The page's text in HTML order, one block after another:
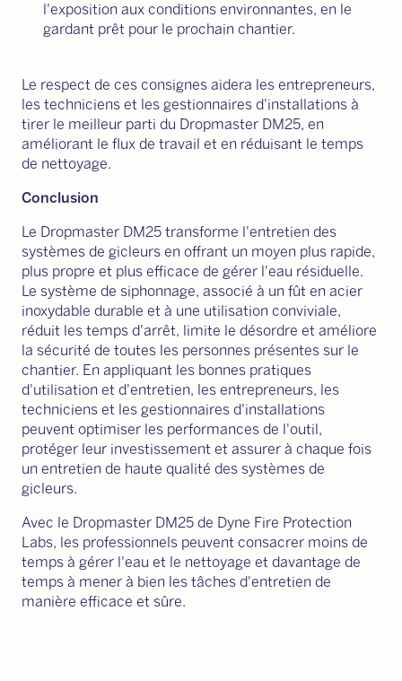
l'exposition aux conditions environnantes, en le
gardant prêt pour le prochain chantier.
Le respect de ces consignes aidera les entrepreneurs,
les techniciens et les gestionnaires d'installations à
tirer le meilleur parti du Dropmaster DM25, en
améliorant le flux de travail et en réduisant le temps
de nettoyage.
Conclusion
Le Dropmaster DM25 transforme l'entretien des
systèmes de gicleurs en offrant un moyen plus rapide,
plus propre et plus efficace de gérer l'eau résiduelle.
Le système de siphonnage, associé à un fût en acier
inoxydable durable et à une utilisation conviviale,
réduit les temps d'arrêt, limite le désordre et améliore
la sécurité de toutes les personnes présentes sur le
chantier. En appliquant les bonnes pratiques
d'utilisation et d'entretien, les entrepreneurs, les
techniciens et les gestionnaires d'installations
peuvent optimiser les performances de l'outil,
protéger leur investissement et assurer à chaque fois
un entretien de haute qualité des systèmes de
gicleurs.
Avec le Dropmaster DM25 de Dyne Fire Protection
Labs, les professionnels peuvent consacrer moins de
temps à gérer l'eau et le nettoyage et davantage de
temps à mener à bien les tâches d'entretien de
manière efficace et sûre.